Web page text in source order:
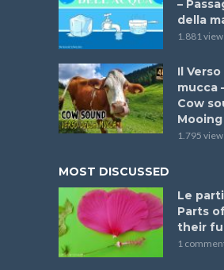
–
della
1.881
Il
mucca
Cow
Mooing
1.795
MOST DISCUSSED
Le
Parts
their
1